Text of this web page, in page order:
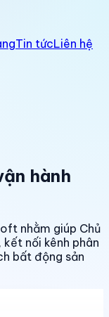
Tin tứcLiên hệ
hành
nhằm giúp Chủ
nối kênh phân
bất động sản